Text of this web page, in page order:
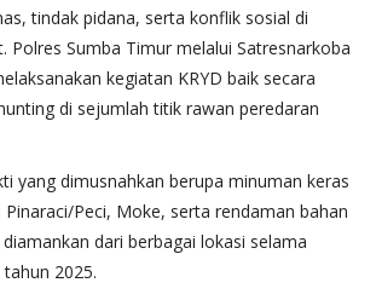
tindak pidana, serta konflik sosial di
Polres Sumba Timur melalui Satresnarkoba
kegiatan KRYD baik secara
di sejumlah titik rawan peredaran
yang dimusnahkan berupa minuman keras
Peci, Moke, serta rendaman bahan
dari berbagai lokasi selama
tahun 2025.